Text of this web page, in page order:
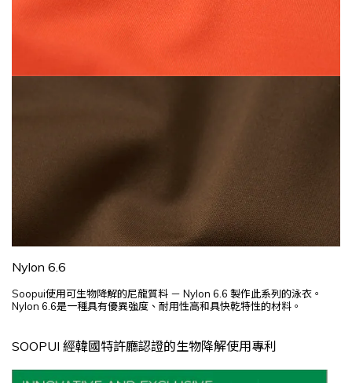
Nylon 6.6
Soopui使用可生物降解的尼龍質料 － Nylon 6.6 製作此系列的泳衣。
Nylon 6.6是一種具有優異強度、耐用性高和具快乾特性的材料。
SOOPUI 經韓國特許廳認證的生物降解使用專利